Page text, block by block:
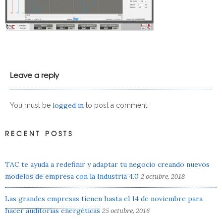
Leave a reply
You must be logged in to post a comment.
RECENT POSTS
TAC te ayuda a redefinir y adaptar tu negocio creando nuevos
modelos de empresa con la Industria 4.0 2 octubre, 2018
Las grandes empresas tienen hasta el 14 de noviembre para
hacer auditorías energéticas 25 octubre, 2016